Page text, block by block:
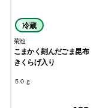
冷蔵
菊池
こまかく刻んだごま昆布
きくらげ入り
５０ｇ